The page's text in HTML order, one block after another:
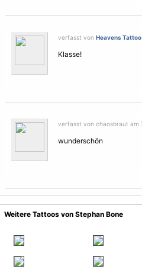
verfasst von Heavens Tattoo
Klasse!
verfasst von chaosbraut am
wunderschön
Weitere Tattoos von Stephan Bone